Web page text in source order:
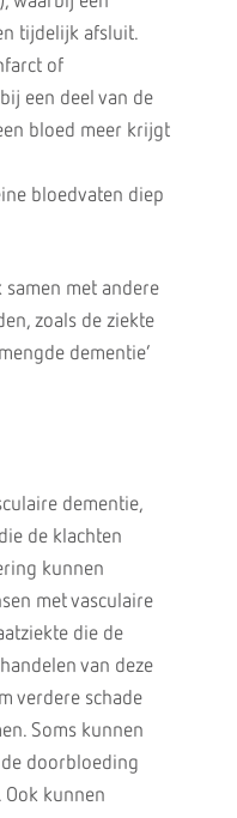
tijdelijk afsluit.
of
een deel van de
bloed meer krijgt
bloedvaten diep
samen met andere
zoals de ziekte
dementie’
dementie,
de klachten
kunnen
met vasculaire
die de
van deze
verdere schade
Soms kunnen
doorbloeding
Ook kunnen